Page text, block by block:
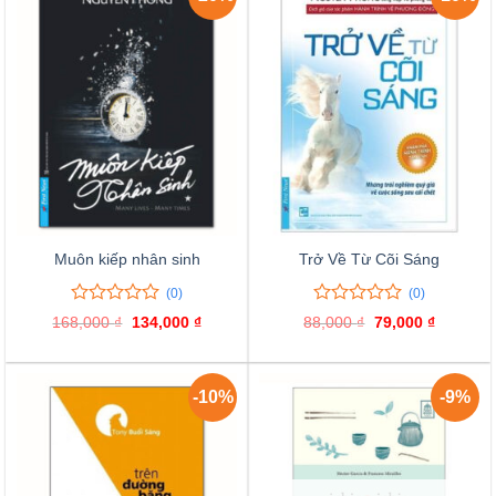
Muôn kiếp nhân sinh
0
trên
0
giá
(0)
168,000₫ Giá
168,000 ₫.
134,000 ₫Giá
là:
134,000 ₫.
Trở Về Từ Cõi Sáng
0
trên
0
giá
(0)
88,000₫ Giá
88,000 ₫.
79,000 ₫Giá
là:
79,000
-10% -9%